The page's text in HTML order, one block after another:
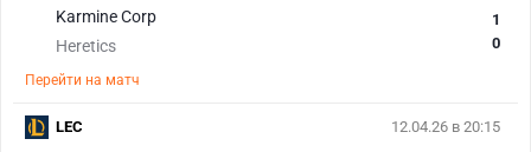
Karmine Corp
Heretics
1
0
Перейти на матч
12.04.26 в 20:15
LEC